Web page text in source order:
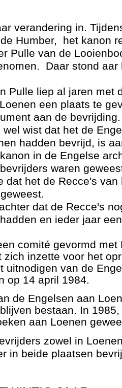
verandering in.
Humber, het kanon
Pulle van de
Daar stond aar
Pulle liep al jaren met
een plaats te
aan de bevrijding.
wist dat het de
hadden bevrijd, is
in de Engelse
waren
dat het de Recce's van
dat de Recce's
en ieder jaar
comité gevormd met
zich inzette voor het
uitnodigen van de
op 14 april 1984.
de Engelsen aan
bestaan. In
aan Loenen
zowel in
in beide plaatsen